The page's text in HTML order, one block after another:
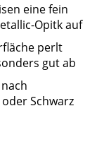
eine fein
Opitk auf
perlt
gut ab
Schwarz